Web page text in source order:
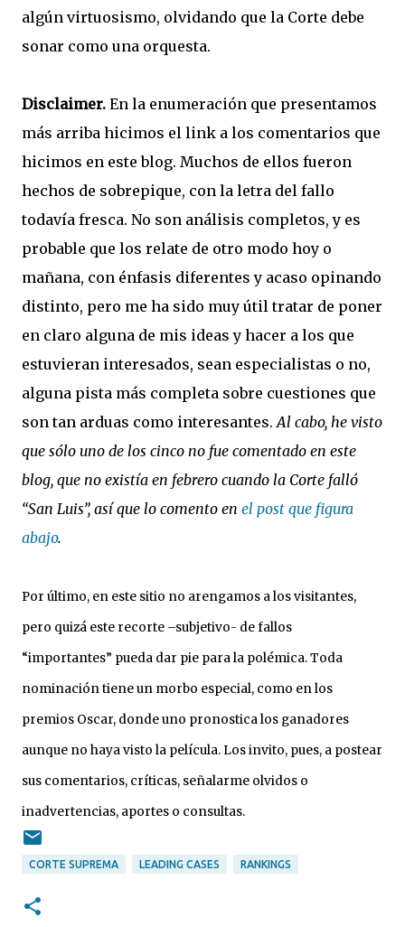
algún virtuosismo, olvidando que la Corte debe
sonar como una orquesta.
Disclaimer. En la enumeración que presentamos
más arriba hicimos el link a los comentarios que
hicimos en este blog. Muchos de ellos fueron
hechos de sobrepique, con la letra del fallo
todavía fresca. No son análisis completos, y es
probable que los relate de otro modo hoy o
mañana, con énfasis diferentes y acaso opinando
distinto, pero me ha sido muy útil tratar de poner
en claro alguna de mis ideas y hacer a los que
estuvieran interesados, sean especialistas o no,
alguna pista más completa sobre cuestiones que
son tan arduas como interesantes. Al cabo, he visto
que sólo uno de los cinco no fue comentado en este
blog, que no existía en febrero cuando la Corte falló
“San Luis”, así que lo comento en el post que figura
abajo.
Por último, en este sitio no arengamos a los visitantes,
pero quizá este recorte –subjetivo- de fallos
“importantes” pueda dar pie para la polémica. Toda
nominación tiene un morbo especial, como en los
premios Oscar, donde uno pronostica los ganadores
aunque no haya visto la película. Los invito, pues, a postear
sus comentarios, críticas, señalarme olvidos o
inadvertencias, aportes o consultas.
CORTE SUPREMA LEADING CASES RANKINGS